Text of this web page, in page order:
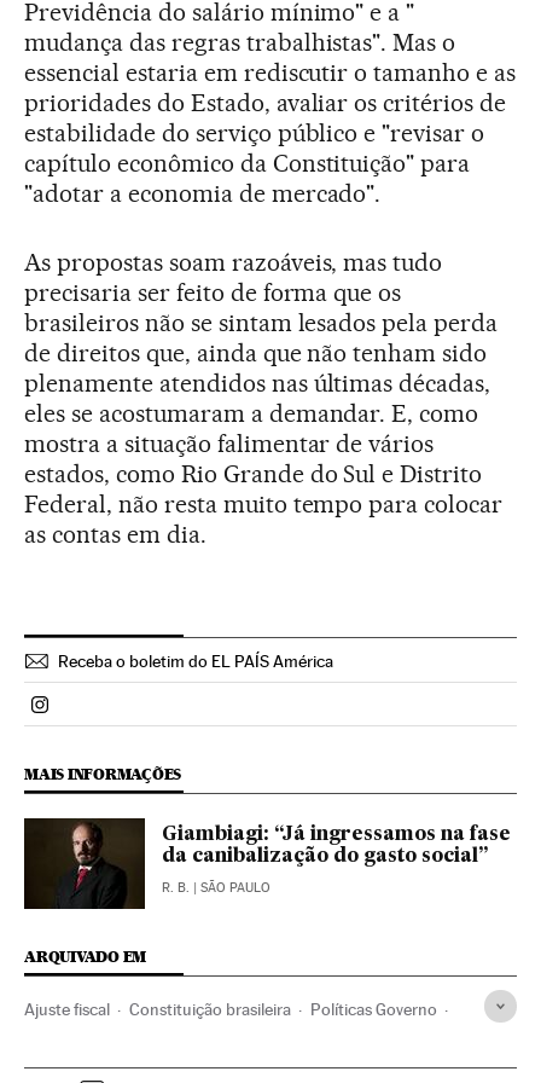
Previdência do salário mínimo" e a "
mudança das regras trabalhistas". Mas o
essencial estaria em rediscutir o tamanho e as
prioridades do Estado, avaliar os critérios de
estabilidade do serviço público e "revisar o
capítulo econômico da Constituição" para
"adotar a economia de mercado".
As propostas soam razoáveis, mas tudo
precisaria ser feito de forma que os
brasileiros não se sintam lesados pela perda
de direitos que, ainda que não tenham sido
plenamente atendidos nas últimas décadas,
eles se acostumaram a demandar. E, como
mostra a situação falimentar de vários
estados, como Rio Grande do Sul e Distrito
Federal, não resta muito tempo para colocar
as contas em dia.
Receba o boletim do EL PAÍS América
Politica El País Brasil en Instagram
MAIS INFORMAÇÕES
Giambiagi: “Já ingressamos na fase
da canibalização do gasto social”
R. B. | SÃO PAULO
ARQUIVADO EM
Ajuste fiscal Constituição brasileira Políticas Governo